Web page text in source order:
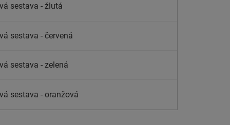
sestava - žlutá
sestava - červená
sestava - zelená
sestava - oranžová